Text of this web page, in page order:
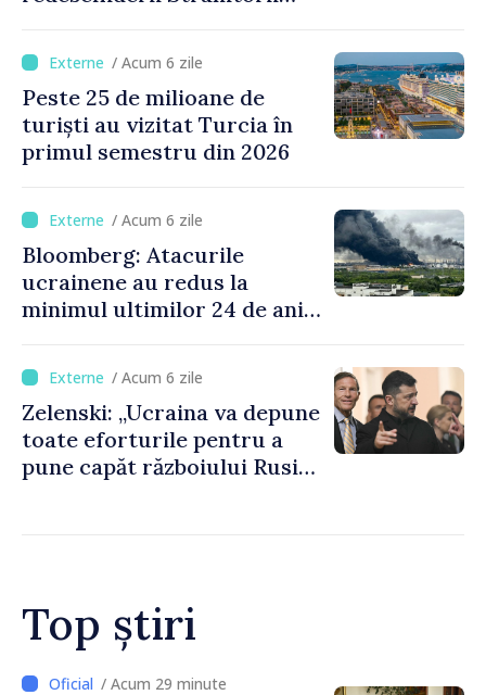
anunţă secretarul american
al Trezoreriei
/ Acum 6 zile
Peste 25 de milioane de
turiști au vizitat Turcia în
primul semestru din 2026
/ Acum 6 zile
Bloomberg: Atacurile
ucrainene au redus la
minimul ultimilor 24 de ani
Rusia
/ Acum 6 zile
Zelenski: „Ucraina va depune
toate eforturile pentru a
pune capăt războiului Rusiei
Top știri
/ Acum 7 minute